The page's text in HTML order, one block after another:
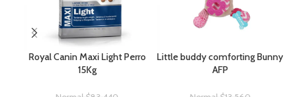
Royal Canin Maxi Light Perro
15Kg
Little buddy comforting Bunny
AFP